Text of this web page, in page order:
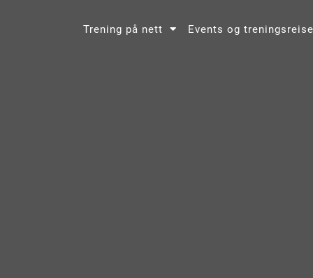
Trening på nett Events og